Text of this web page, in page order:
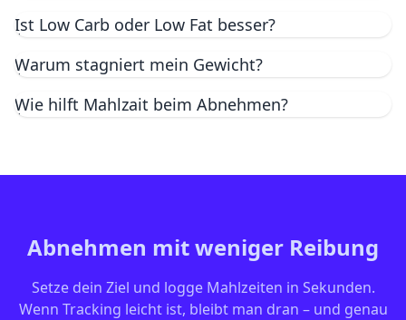
Ist Low Carb oder Low Fat besser?
Warum stagniert mein Gewicht?
Wie hilft Mahlzait beim Abnehmen?
Abnehmen mit weniger Reibung
Setze dein Ziel und logge Mahlzeiten in Sekunden.
Wenn Tracking leicht ist, bleibt man dran – und genau